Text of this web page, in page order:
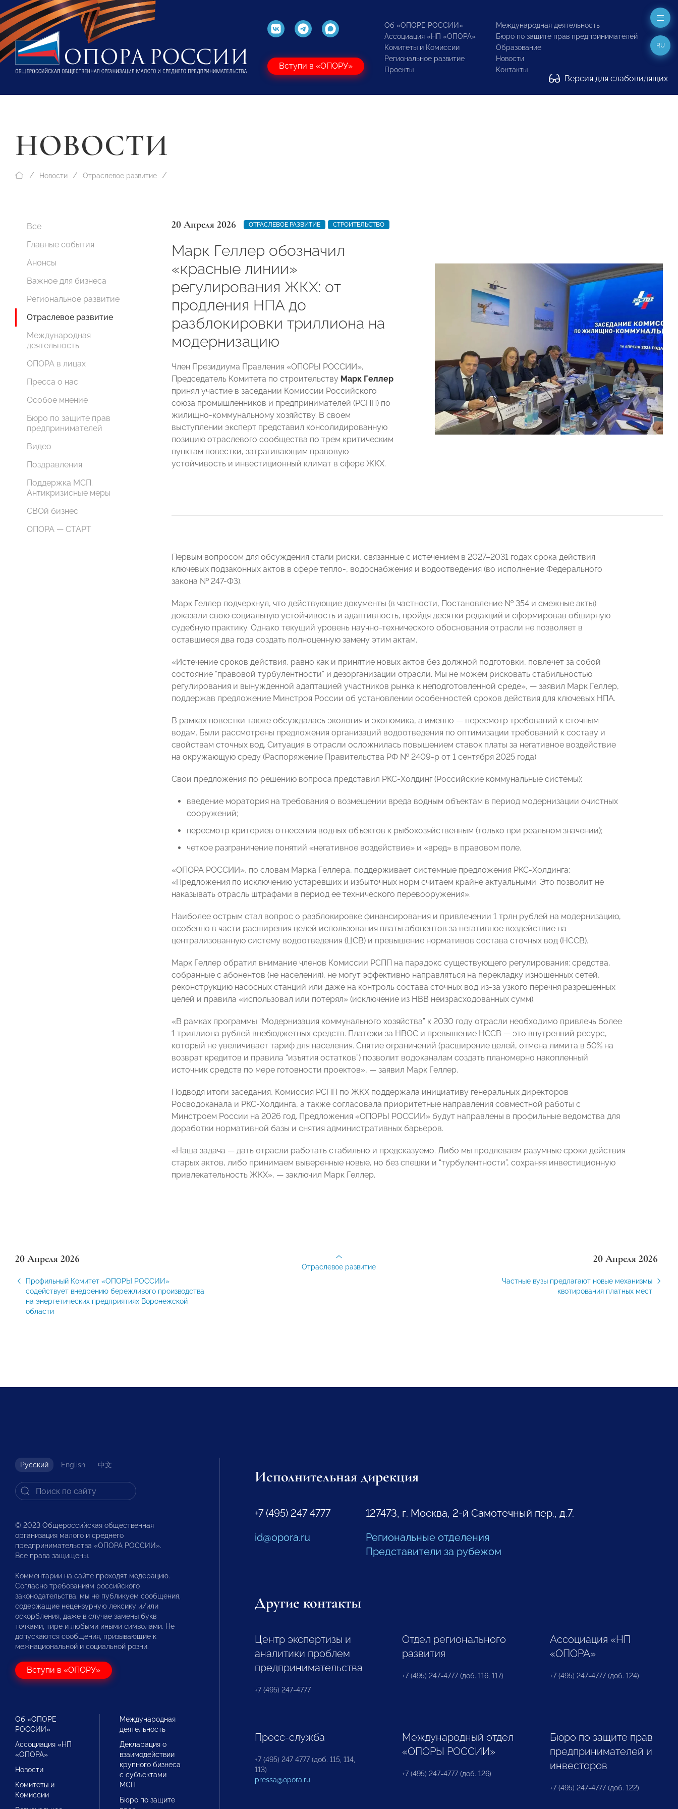
Вступи в «ОПОРУ»
Об «ОПОРЕ РОССИИ»
Ассоциация «НП «ОПОРА»
Комитеты и Комиссии
Региональное развитие
Проекты
Международная деятельность
Бюро по защите прав предпринимателей
Образование
Новости
Контакты
Версия для слабовидящих
RU
НОВОСТИ
Новости Отраслевое развитие
Все
Главные события
Анонсы
Важное для бизнеса
Региональное развитие
Отраслевое развитие
Международная
деятельность
ОПОРА в лицах
Пресса о нас
Особое мнение
Бюро по защите прав
предпринимателей
Видео
Поздравления
Поддержка МСП.
Антикризисные меры
СВОй бизнес
ОПОРА — СТАРТ
20 Апреля 2026 ОТРАСЛЕВОЕ РАЗВИТИЕ СТРОИТЕЛЬСТВО
Марк Геллер обозначил
«красные линии»
регулирования ЖКХ: от
продления НПА до
разблокировки триллиона на
модернизацию
Член Президиума Правления «ОПОРЫ РОССИИ»,
Председатель Комитета по строительству Марк Геллер
принял участие в заседании Комиссии Российского
союза промышленников и предпринимателей (РСПП) по
жилищно-коммунальному хозяйству. В своем
выступлении эксперт представил консолидированную
позицию отраслевого сообщества по трем критическим
пунктам повестки, затрагивающим правовую
устойчивость и инвестиционный климат в сфере ЖКХ.
Первым вопросом для обсуждения стали риски, связанные с истечением в 2027–2031 годах срока действия
ключевых подзаконных актов в сфере тепло-, водоснабжения и водоотведения (во исполнение Федерального
закона № 247-ФЗ).
Марк Геллер подчеркнул, что действующие документы (в частности, Постановление № 354 и смежные акты)
доказали свою социальную устойчивость и адаптивность, пройдя десятки редакций и сформировав обширную
судебную практику. Однако текущий уровень научно-технического обоснования отрасли не позволяет в
оставшиеся два года создать полноценную замену этим актам.
«Истечение сроков действия, равно как и принятие новых актов без должной подготовки, повлечет за собой
состояние “правовой турбулентности” и дезорганизации отрасли. Мы не можем рисковать стабильностью
регулирования и вынужденной адаптацией участников рынка к неподготовленной среде», — заявил Марк Геллер,
поддержав предложение Минстроя России об установлении особенностей сроков действия для ключевых НПА.
В рамках повестки также обсуждалась экология и экономика, а именно — пересмотр требований к сточным
водам. Были рассмотрены предложения организаций водоотведения по оптимизации требований к составу и
свойствам сточных вод. Ситуация в отрасли осложнилась повышением ставок платы за негативное воздействие
на окружающую среду (Распоряжение Правительства РФ № 2409-р от 1 сентября 2025 года).
Свои предложения по решению вопроса представил РКС-Холдинг (Российские коммунальные системы):
введение моратория на требования о возмещении вреда водным объектам в период модернизации очистных
сооружений;
пересмотр критериев отнесения водных объектов к рыбохозяйственным (только при реальном значении);
четкое разграничение понятий «негативное воздействие» и «вред» в правовом поле.
«ОПОРА РОССИИ», по словам Марка Геллера, поддерживает системные предложения РКС-Холдинга:
«Предложения по исключению устаревших и избыточных норм считаем крайне актуальными. Это позволит не
наказывать отрасль штрафами в период ее технического перевооружения».
Наиболее острым стал вопрос о разблокировке финансирования и привлечении 1 трлн рублей на модернизацию,
особенно в части расширения целей использования платы абонентов за негативное воздействие на
централизованную систему водоотведения (ЦСВ) и превышение нормативов состава сточных вод (НССВ).
Марк Геллер обратил внимание членов Комиссии РСПП на парадокс существующего регулирования: средства,
собранные с абонентов (не населения), не могут эффективно направляться на перекладку изношенных сетей,
реконструкцию насосных станций или даже на контроль состава сточных вод из-за узкого перечня разрешенных
целей и правила «использовал или потерял» (исключение из НВВ неизрасходованных сумм).
«В рамках программы “Модернизация коммунального хозяйства” к 2030 году отрасли необходимо привлечь более
1 триллиона рублей внебюджетных средств. Платежи за НВОС и превышение НССВ — это внутренний ресурс,
который не увеличивает тариф для населения. Снятие ограничений (расширение целей, отмена лимита в 50% на
возврат кредитов и правила “изъятия остатков”) позволит водоканалам создать планомерно накопленный
источник средств по мере готовности проектов», — заявил Марк Геллер.
Подводя итоги заседания, Комиссия РСПП по ЖКХ поддержала инициативу генеральных директоров
Росводоканала и РКС-Холдинга, а также согласовала приоритетные направления совместной работы с
Минстроем России на 2026 год. Предложения «ОПОРЫ РОССИИ» будут направлены в профильные ведомства для
доработки нормативной базы и снятия административных барьеров.
«Наша задача — дать отрасли работать стабильно и предсказуемо. Либо мы продлеваем разумные сроки действия
старых актов, либо принимаем выверенные новые, но без спешки и “турбулентности”, сохраняя инвестиционную
привлекательность ЖКХ», — заключил Марк Геллер.
20 Апреля 2026
Профильный Комитет «ОПОРЫ РОССИИ»
содействует внедрению бережливого производства
на энергетических предприятиях Воронежской
области
20 Апреля 2026
Частные вузы предлагают новые механизмы
квотирования платных мест
Отраслевое развитие
Русский English 中文
© 2023 Общероссийская общественная
организация малого и среднего
предпринимательства «ОПОРА РОССИИ».
Все права защищены.
Комментарии на сайте проходят модерацию.
Согласно требованиям российского
законодательства, мы не публикуем сообщения,
содержащие нецензурную лексику и/или
оскорбления, даже в случае замены букв
точками, тире и любыми иными символами. Не
допускаются сообщения, призывающие к
межнациональной и социальной розни.
Вступи в «ОПОРУ»
Об «ОПОРЕ
РОССИИ»
Ассоциация «НП
«ОПОРА»
Новости
Комитеты и
Комиссии
Международная
деятельность
Декларация о
взаимодействии
крупного бизнеса
с субъектами
МСП
Бюро по защите
Исполнительная дирекция
+7 (495) 247 4777
id@opora.ru
127473, г. Москва, 2-й Самотечный пер., д.7.
Региональные отделения
Представители за рубежом
Другие контакты
Центр экспертизы и
аналитики проблем
предпринимательства
+7 (495) 247-4777
Отдел регионального
развития
+7 (495) 247-4777 (доб. 116, 117)
Ассоциация «НП
«ОПОРА»
+7 (495) 247-4777 (доб. 124)
Пресс-служба
+7 (495) 247 4777 (доб. 115, 114,
113)
pressa@opora.ru
Международный отдел
«ОПОРЫ РОССИИ»
+7 (495) 247-4777 (доб. 126)
Бюро по защите прав
предпринимателей и
инвесторов
+7 (495) 247-4777 (доб. 122)